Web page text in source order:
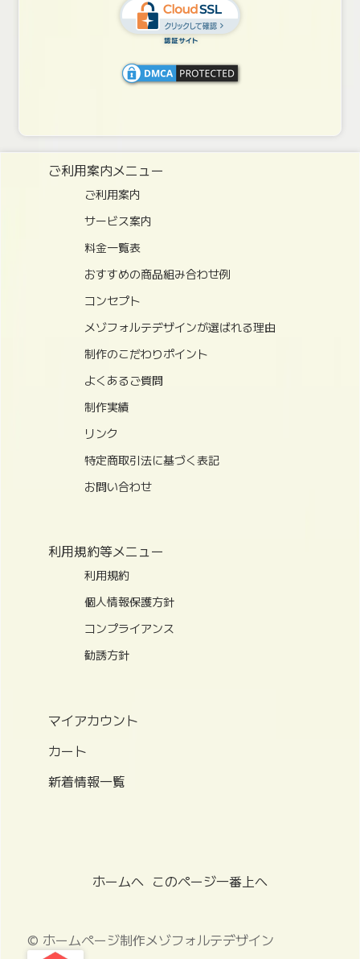
ご利用案内メニュー
ご利用案内
サービス案内
料金一覧表
おすすめの商品組み合わせ例
コンセプト
メゾフォルテデザインが選ばれる理由
制作のこだわりポイント
よくあるご質問
制作実績
リンク
特定商取引法に基づく表記
お問い合わせ
利用規約等メニュー
利用規約
個人情報保護方針
コンプライアンス
勧誘方針
マイアカウント
カート
新着情報一覧
ホームへ このページ一番上へ
© ホームページ制作メゾフォルテデザイン